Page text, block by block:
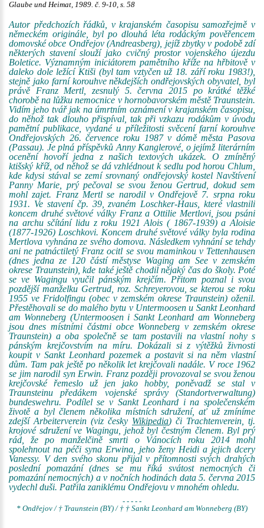
Glaube und Heimat, 1989. č. 9-10, s. 58
Autor předchozích řádků, v krajanském časopisu samozřejmě v
německém originále, byl po dlouhá léta rodáckým pověřencem
domovské obce Ondřejov (Andreasberg), jejíž zbytky v podobě zdí
některých stavení slouží jako cvičný prostor vojenského újezdu
Boletice. Významným iniciátorem pamětního kříže na hřbitově v
daleko dole ležící Ktiši (byl tam vztyčen už 18. září roku 1983!),
stejně jako farní korouhve někdejších ondřejovských obyvatel, byl
právě Franz Mertl, zesnulý 5. června 2015 po krátké těžké
chorobě na lůžku nemocnice v hornobavorském městě Traunstein.
Vidím jeho tvář jak na úmrtním oznámení v krajanském časopisu,
do něhož tak dlouho přispíval, tak při vzkazu rodákům v úvodu
pamětní publikace, vydané u příležitosti svěcení farní korouhve
Ondřejovských 26. července roku 1987 v dómě města Pasova
(Passau). Je plná příspěvků Anny Kanglerové, o jejímž literárním
ocenění hovoří jedna z našich textových ukázek. O zmíněný
ktišský kříž, od něhož se dá vzhlédnout k sedlu pod horou Chlum,
kde kdysi stával se zemí srovnaný ondřejovský kostel Navštívení
Panny Marie, prý pečoval se svou ženou Gertrud, dokud sem
mohl zajet. Franz Mertl se narodil v Ondřejově 7. srpna roku
1931. Ve stavení čp. 39, zvaném Loschker-Haus, které vlastnili
koncem druhé světové války Franz a Ottilie Mertlovi, jsou psáni
na archu sčítání lidu z roku 1921 Alois ( 1867-1939) a Aloisie
(1877-1926) Loschkovi. Koncem druhé světové války byla rodina
Mertlova vyhnána ze svého domova. Následkem vyhnání se tehdy
ani ne patnáctiletý Franz ocitl se svou maminkou v Tettenhausen
(dnes jedna ze 120 částí městyse Waging am See v zemském
okrese Traunstein), kde také ještě chodil nějaký čas do školy. Poté
se ve Wagingu vyučil pánským krejčím. Přitom poznal i svou
pozdější manželku Gertrud, roz. Schreyerovou, se kterou se roku
1955 ve Fridolfingu (obec v zemském okrese Traunstein) oženil.
Přestěhovali se do malého bytu v Untermoosen u Sankt Leonhard
am Wonneberg (Untermoosen i Sankt Leonhard am Wonneberg
jsou dnes místními částmi obce Wonneberg v zemském okrese
Traunstein) a oba společně se tam postavili na vlastní nohy s
pánským krejčovstvím na míru. Dokázali si z výtěžků živnosti
koupit v Sankt Leonhard pozemek a postavit si na něm vlastní
dům. Tam pak ještě po několik let krejčovali nadále. V roce 1962
se jim narodil syn Erwin. Franz později provozoval se svou ženou
krejčovské řemeslo už jen jako hobby, poněvadž se stal v
Traunsteinu předákem vojenské správy (Standortverwaltung)
bundeswehru. Podílel se v Sankt Leonhard i na společenském
životě a byl členem několika místních sdružení, ať už zmíníme
zdejší Arbeiterverein (viz česky Wikipedia) či Trachtenverein, tj.
krojové sdružení ve Wagingu, jehož byl čestným členem. Byl prý
rád, že po manželčině smrti o Vánocích roku 2014 mohl
spolehnout na péči syna Erwina, jeho ženy Heidi a jejich dcery
Vanessy. V den svého skonu přijal v přítomnosti svých drahých
poslední pomazání (dnes se mu říká svátost nemocných či
pomazání nemocných) a v nočních hodinách data 5. června 2015
vydechl duši. Patřila zaniklému Ondřejovu v mnohém ohledu.
- - - - -
* Ondřejov / † Traunstein (BY) / † † Sankt Leonhard am Wonneberg (BY)